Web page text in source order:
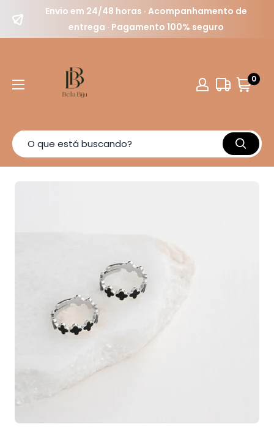
Envio em 24/48 horas · Acompanhamento de
entrega · Pagamento 100% seguro
0